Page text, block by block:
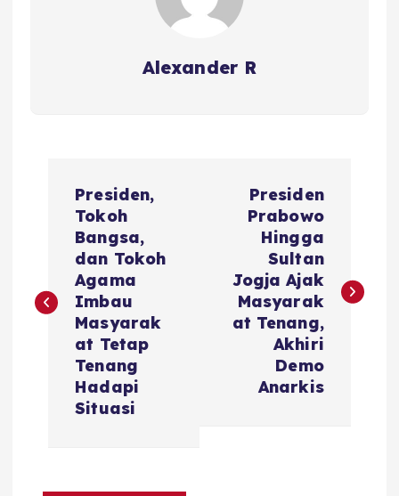
Alexander R
t
Presiden,
Tokoh
Bangsa,
dan Tokoh
Agama
Imbau
Masyarak
at Tetap
Tenang
Hadapi
Situasi
Presiden
Prabowo
Hingga
Sultan
Jogja Ajak
Masyarak
at Tenang,
Akhiri
Demo
Anarkis